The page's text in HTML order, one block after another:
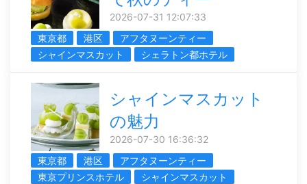
2026-07-31 12:07:33
東京都
港区
アフタヌーンティー
シャインマスカット
シェラトン都ホテル
シャインマスカット
の魅力
2026-07-30 16:36:32
東京都
港区
アフタヌーンティー
東京プリンスホテル
シャインマスカット